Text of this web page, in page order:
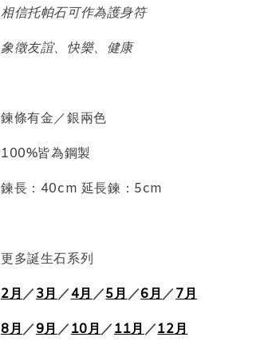
NT$ 298
- +
相信托帕石可作為護身符
象徵友誼、快樂、健康
鍊條有金／銀兩色
100%皆為鋼製
鍊長：40cm 延長鍊：5cm
更多誕生石系列
2月／3月／4月／5月／6月／7月
8月／9月／10月／11月／12月